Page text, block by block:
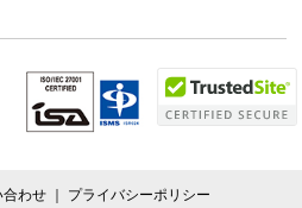
合わせ
プライバシーポリシー